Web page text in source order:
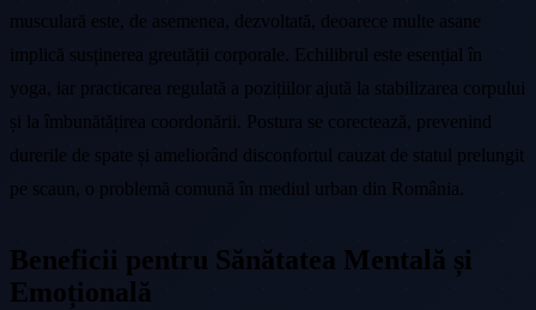
musculară este, de asemenea, dezvoltată, deoarece multe asane
implică susținerea greutății corporale. Echilibrul este esențial în
yoga, iar practicarea regulată a pozițiilor ajută la stabilizarea corpului
și la îmbunătățirea coordonării. Postura se corectează, prevenind
durerile de spate și ameliorând disconfortul cauzat de statul prelungit
pe scaun, o problemă comună în mediul urban din România.
Beneficii pentru Sănătatea Mentală și
Emoțională